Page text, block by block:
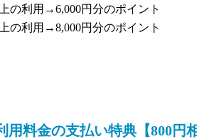
の利用→6,000円分のポイント
の利用→8,000円分のポイント
用料金の支払い特典【800円相